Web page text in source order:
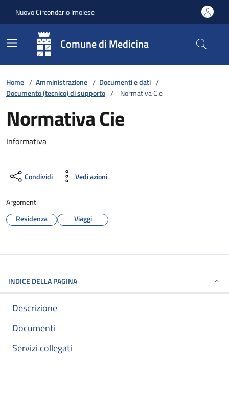
Nuovo Circondario Imolese
Comune di Medicina
Home / Amministrazione / Documenti e dati /
Documento (tecnico) di supporto / Normativa Cie
Normativa Cie
Informativa
Condividi Vedi azioni
Argomenti
Residenza
Viaggi
INDICE DELLA PAGINA
Descrizione
Documenti
Servizi collegati